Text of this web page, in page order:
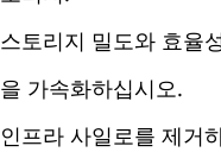
스토리지 밀도와 효율
을 가속화하십시오.
인프라 사일로를 제거